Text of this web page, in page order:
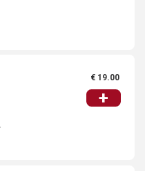
€ 19.00
+